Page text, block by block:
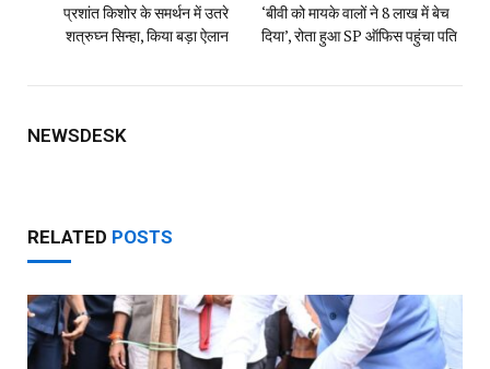
प्रशांत किशोर के समर्थन में उतरे
शत्रुघ्न सिन्हा, किया बड़ा ऐलान
‘बीवी को मायके वालों ने 8 लाख में बेच
दिया’, रोता हुआ SP ऑफिस पहुंचा पति
NEWSDESK
RELATED POSTS